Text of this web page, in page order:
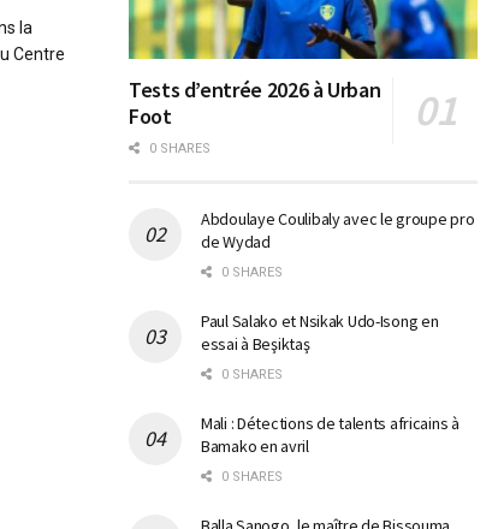
la
Centre
Tests d’entrée 2026 à Urban
Foot
0 SHARES
Abdoulaye Coulibaly avec le groupe pro
de Wydad
0 SHARES
Paul Salako et Nsikak Udo-Isong en
essai à Beşiktaş
0 SHARES
Mali : Détections de talents africains à
Bamako en avril
0 SHARES